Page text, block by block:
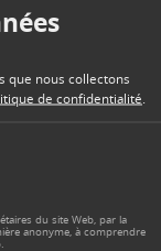
que nous collectons
de confidentialité
du site Web, par la
anonyme, à comprendre